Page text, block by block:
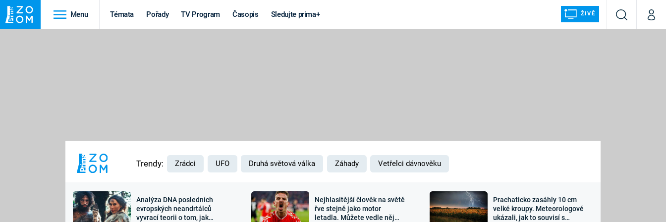
Menu Témata Pořady TV Program Časopis Sledujte prima+ ŽIVĚ
VyhledáváníMůj
MARS
Výročí
Záhady a
Zajímavosti Sledujte nás
Trendy: Zrádci UFO Druhá světová válka Záhady Vetřelci dávnověku
Analýza DNA posledních
evropských neandrtálců
vyvrací teorii o tom, jak
Nejhlasitější člověk na světě
řve stejně jako motor
letadla. Můžete vedle něj
Prachaticko zasáhly 10 cm
velké kroupy. Meteorologové
ukázali, jak to souvisí s